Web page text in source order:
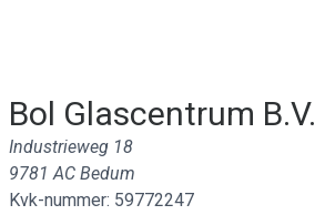
Bol Glascentrum B.V.
Industrieweg 18
9781 AC Bedum
Kvk-nummer: 59772247